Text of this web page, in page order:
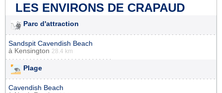
LES ENVIRONS DE CRAPAUD
Parc d'attraction
Sandspit Cavendish Beach
à Kensington 28.4 km
Plage
Cavendish Beach